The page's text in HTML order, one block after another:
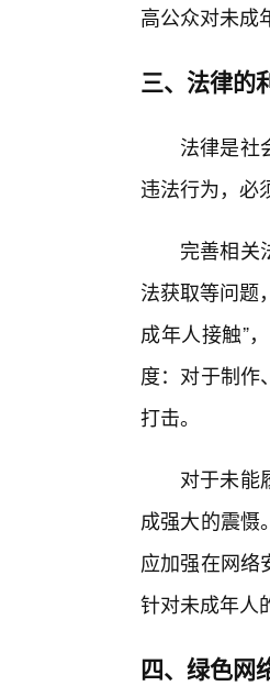
高公众对未成
三、法律的
法律是社
违法行为，必
完善相关
法获取等问题
成年人接触”
度：对于制作
打击。
对于未能
成强大的震慑
应加强在网络
针对未成年人
四、绿色网